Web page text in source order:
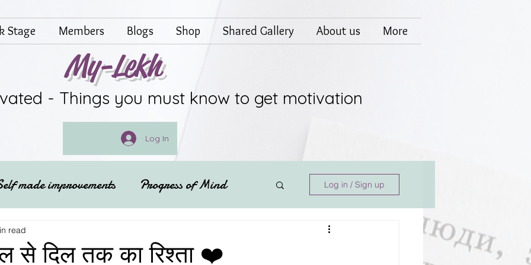
Stage Members Blogs Shop Shared Gallery About us More
My-Lekh
- Things you must know to get motivation
Log In
made improvements Progress of Mind
Festivals of India
Log in / Sign up
से दिल तक का रिश्ता ❤️
read